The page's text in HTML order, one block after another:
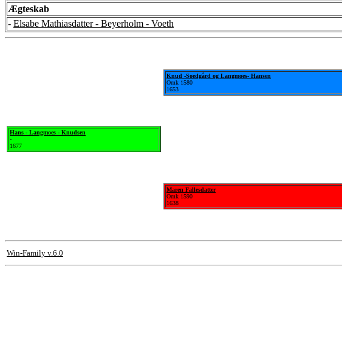
Ægteskab
- Elsabe Mathiasdatter - Beyerholm - Voeth
Hans - Langmoes - Knudsen
-
1677
Knud -Soedgård og Langmoes- Hansen
Omk 1580
1653
Maren Fallesdatter
Omk 1590
1638
Win-Family v.6.0